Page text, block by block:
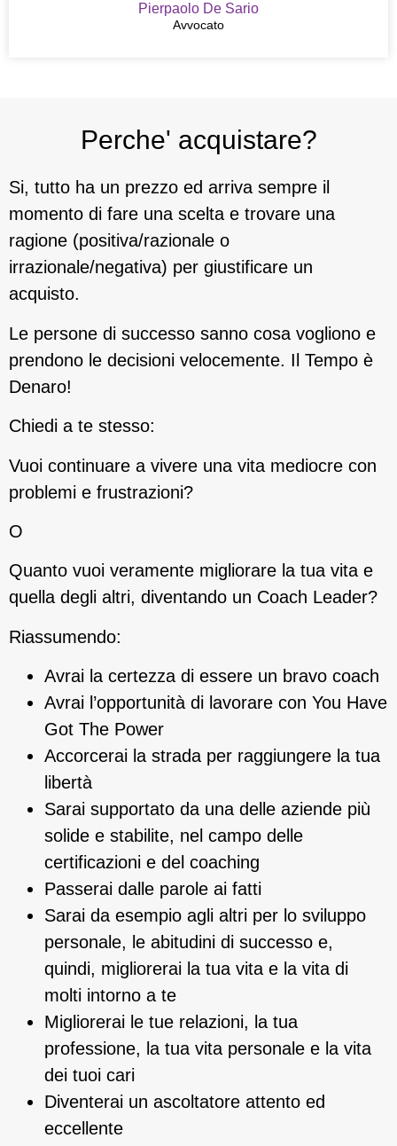
Pierpaolo De Sario
Avvocato
Perche' acquistare?
Si, tutto ha un prezzo ed arriva sempre il
momento di fare una scelta e trovare una
ragione (positiva/razionale o
irrazionale/negativa) per giustificare un
acquisto.
Le persone di successo sanno cosa vogliono e
prendono le decisioni velocemente. Il Tempo è
Denaro!
Chiedi a te stesso:
Vuoi continuare a vivere una vita mediocre con
problemi e frustrazioni?
O
Quanto vuoi veramente migliorare la tua vita e
quella degli altri, diventando un Coach Leader?
Riassumendo:
Avrai la certezza di essere un bravo coach
Avrai l’opportunità di lavorare con You Have
Got The Power
Accorcerai la strada per raggiungere la tua
libertà
Sarai supportato da una delle aziende più
solide e stabilite, nel campo delle
certificazioni e del coaching
Passerai dalle parole ai fatti
Sarai da esempio agli altri per lo sviluppo
personale, le abitudini di successo e,
quindi, migliorerai la tua vita e la vita di
molti intorno a te
Migliorerai le tue relazioni, la tua
professione, la tua vita personale e la vita
dei tuoi cari
Diventerai un ascoltatore attento ed
eccellente